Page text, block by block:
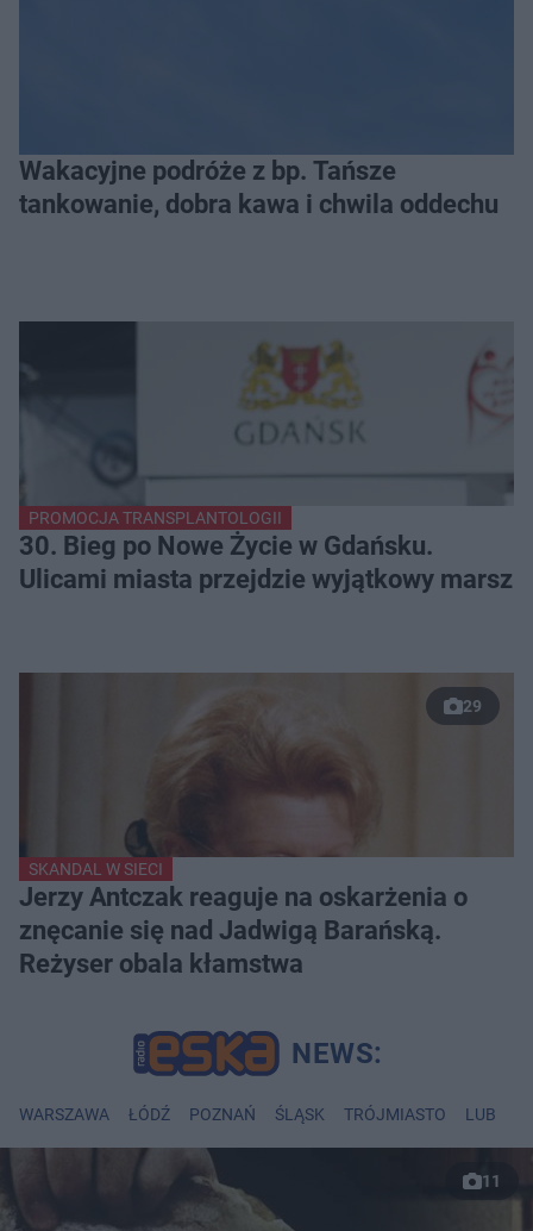
Wakacyjne podróże z bp. Tańsze
tankowanie, dobra kawa i chwila oddechu
PROMOCJA TRANSPLANTOLOGII
30. Bieg po Nowe Życie w Gdańsku.
Ulicami miasta przejdzie wyjątkowy marsz
29
SKANDAL W SIECI
Jerzy Antczak reaguje na oskarżenia o
znęcanie się nad Jadwigą Barańską.
Reżyser obala kłamstwa
WARSZAWA ŁÓDŹ POZNAŃ ŚLĄSK TRÓJMIASTO LUBLIN
11